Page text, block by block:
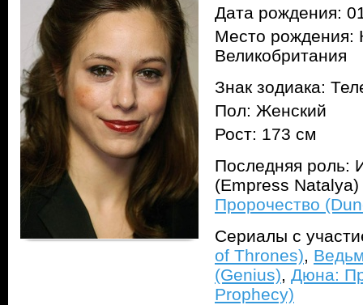
Дата рождения:
Место рождения:
Великобритания
Знак зодиака:
Пол: Женский
Рост: 173 см
Последняя роль:
(Empress
Пророчество
Сериалы с
of Thrones),
(Genius), Дюна:
Prophecy)